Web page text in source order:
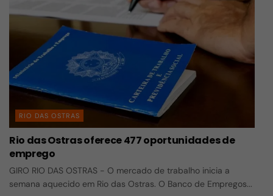
RIO DAS OSTRAS
Rio das Ostras oferece 477 oportunidades de
emprego
GIRO RIO DAS OSTRAS - O mercado de trabalho inicia a
semana aquecido em Rio das Ostras. O Banco de Empregos...